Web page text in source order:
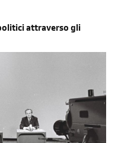
attraverso gli